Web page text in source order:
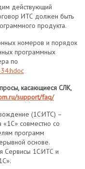
действующий
ИТС должен быть
продукта.
номеров и порядок
программных
по
касающиеся СЛК,
support/faq/
(1С:ИТС) –
совместно со
программ
основе.
Сервисы 1С:ИТС и